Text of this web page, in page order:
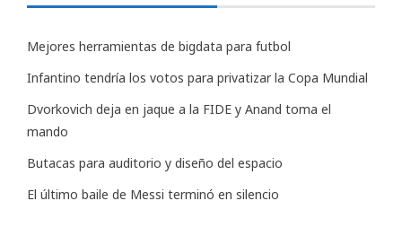
Mejores herramientas de bigdata para futbol
Infantino tendría los votos para privatizar la Copa Mundial
Dvorkovich deja en jaque a la FIDE y Anand toma el
mando
Butacas para auditorio y diseño del espacio
El último baile de Messi terminó en silencio